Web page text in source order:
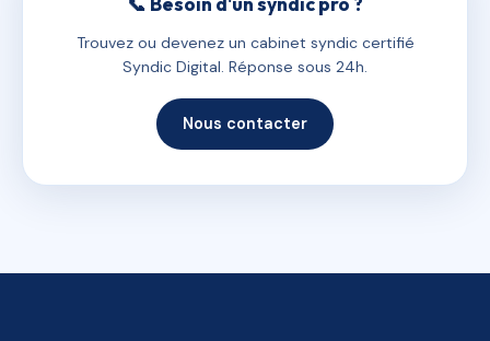
Trouvez ou devenez un cabinet syndic certifié
Syndic Digital. Réponse sous 24h.
Nous contacter